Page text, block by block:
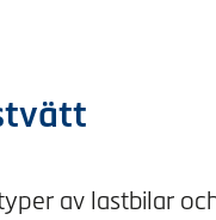
av lastbilar